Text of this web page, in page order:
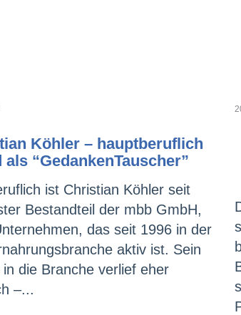
Köhler – hauptberuflich
als “GedankenTauscher”
ist Christian Köhler seit
Bestandteil der mbb GmbH,
das seit 1996 in der
aktiv ist. Sein
in die Branche verlief eher
–...